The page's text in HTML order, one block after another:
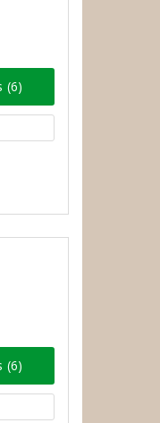
(6)
(6)